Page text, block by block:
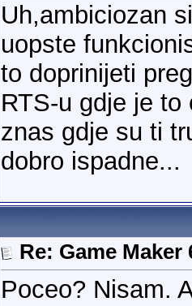
Uh,ambiciozan
uopste
to doprinijeti
RTS-u gdje je
znas gdje su ti
dobro ispadne...
Re: Game Maker
Poceo? Nisam.